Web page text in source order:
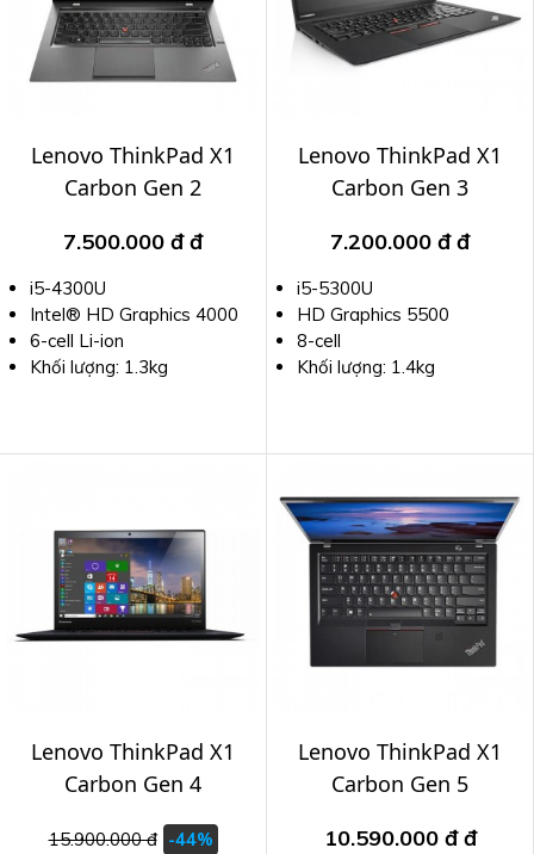
Lenovo ThinkPad X1
Carbon Gen 2
7.500.000 đđ
i5-4300U
Intel® HD Graphics 4000
6-cell Li-ion
Khối lượng: 1.3kg
Lenovo ThinkPad X1
Carbon Gen 3
7.200.000 đđ
i5-5300U
HD Graphics 5500
8-cell
Khối lượng: 1.4kg
Lenovo ThinkPad X1
Carbon Gen 4
15.900.000 đ -44%
Lenovo ThinkPad X1
Carbon Gen 5
10.590.000 đđ